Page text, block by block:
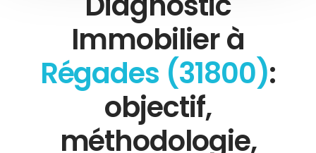
Immobilier à
Régades (31800):
objectif,
méthodologie,